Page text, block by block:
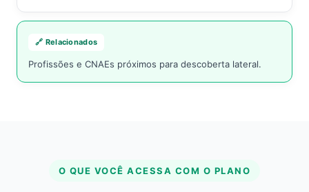
🔗 Relacionados
Profissões e CNAEs próximos para descoberta lateral.
O QUE VOCÊ ACESSA COM O PLANO